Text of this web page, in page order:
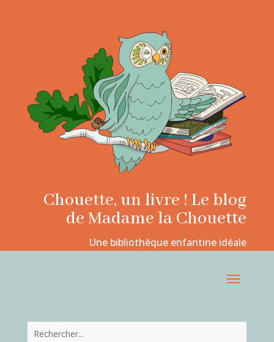
Chouette, un livre ! Le blog
de Madame la Chouette
Une bibliothèque enfantine idéale